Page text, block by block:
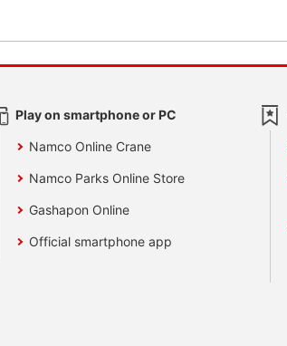
Play on smartphone or PC
Namco Online Crane
Namco Parks Online Store
Gashapon Online
Official smartphone app